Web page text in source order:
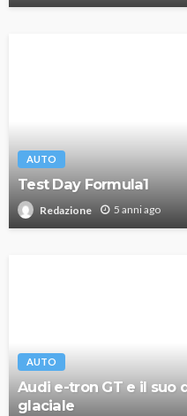
AUTO
Test Day Formula1
Redazione 5 anni ago
AUTO
Audi e-tron GT e il suo
glaciale